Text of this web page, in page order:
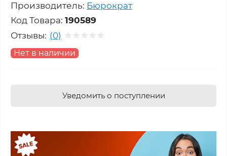
Производитель: Бюрократ
Код Товара: 190589
Отзывы: (0)
Нет в наличии
Уведомить о поступлении